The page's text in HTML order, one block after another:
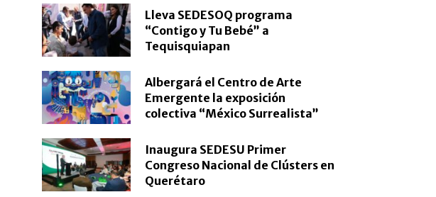
Lleva SEDESOQ programa
“Contigo y Tu Bebé” a
Tequisquiapan
Albergará el Centro de Arte
Emergente la exposición
colectiva “México Surrealista”
Inaugura SEDESU Primer
Congreso Nacional de Clústers en
Querétaro